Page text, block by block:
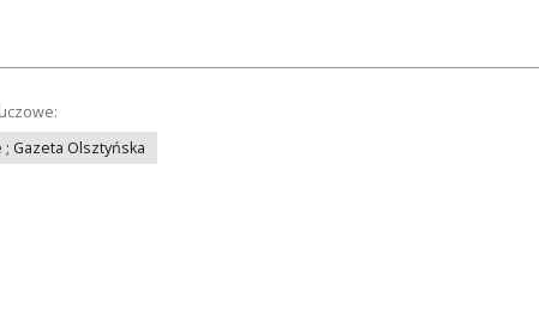
Gazeta Olsztyńska